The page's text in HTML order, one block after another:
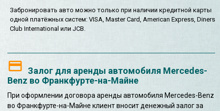
Забронировать авто можно только при наличии кредитной карты
одной платёжных систем: VISA, Master Card, American Express, Diners
Club International или JCB.
Залог для аренды автомобиля Mercedes-
Benz во Франкфурте-на-Майне
При оформлении договора аренды автомобиля Mercedes-Benz
во Франкфурте-на-Майне клиент вносит денежный залог за